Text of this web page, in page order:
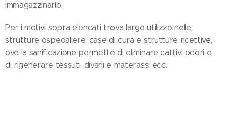
immagazzinarlo.
Per i motivi sopra elencati trova largo utilizzo nelle
strutture ospedaliere, case di cura e strutture ricettive,
ove la sanificazione permette di eliminare cattivi odori e
di rigenerare tessuti, divani e materassi ecc.